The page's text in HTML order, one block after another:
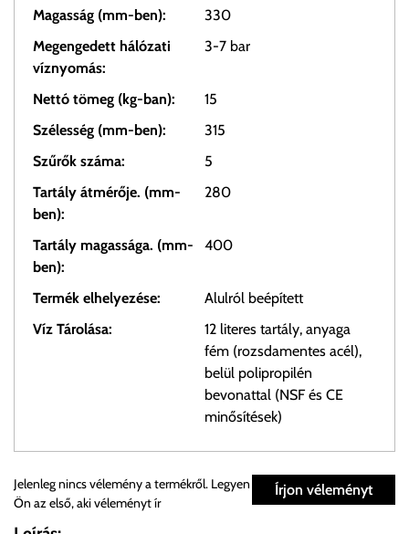
Magasság (mm-ben):
330
Megengedett hálózati
víznyomás:
3-7 bar
Nettó tömeg (kg-ban):
15
Szélesség (mm-ben):
315
Szűrők száma:
5
Tartály átmérője. (mm-
ben):
280
Tartály magassága. (mm-
ben):
400
Termék elhelyezése:
Alulról beépített
Víz Tárolása:
12 literes tartály, anyaga
fém (rozsdamentes acél),
belül polipropilén
bevonattal (NSF és CE
minősítések)
Személyes átvétel:
Önnek lehetősége van rendelését a beérkezést követően
Írjon véleményt
Jelenleg nincs vélemény a termékről. Legyen
Ön az első, aki véleményt ír